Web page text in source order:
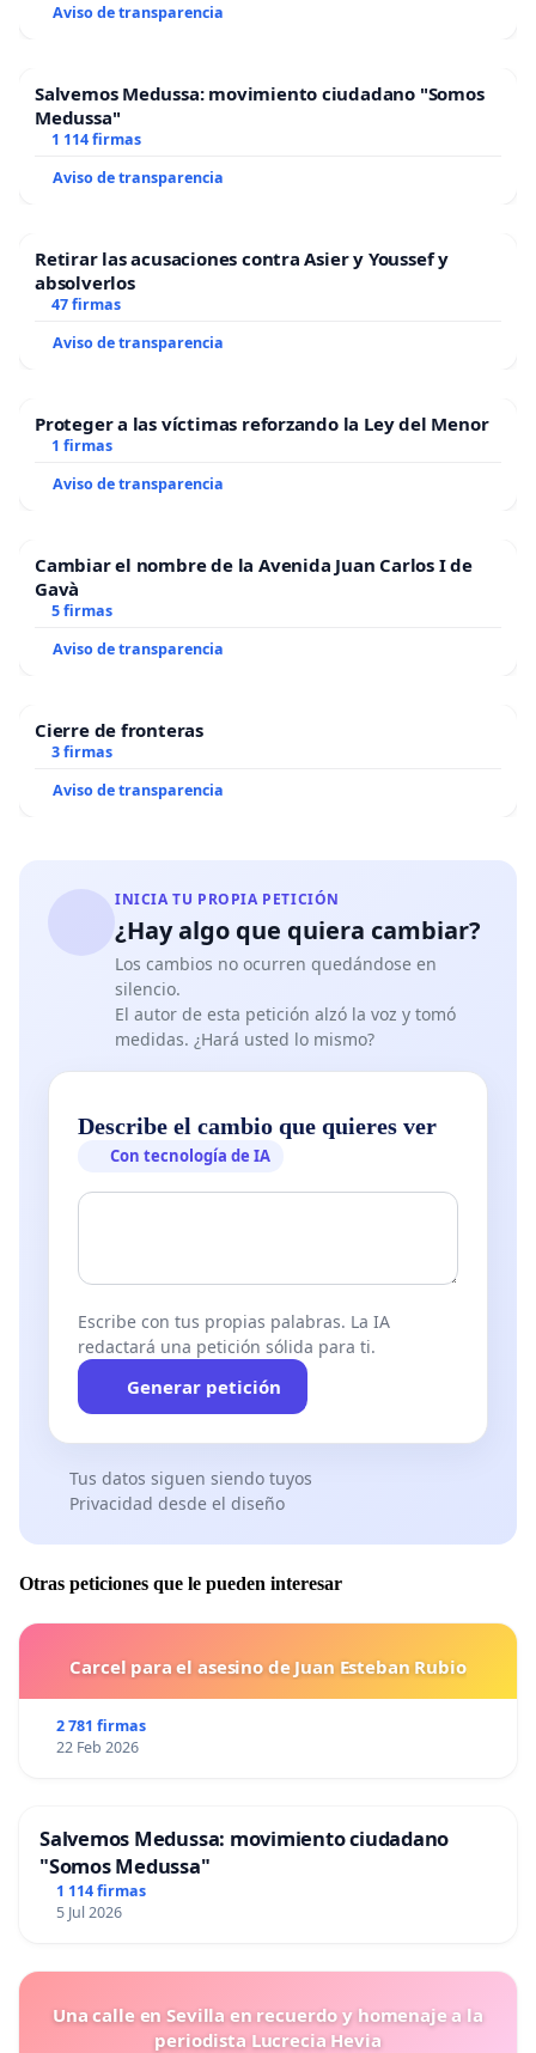
Aviso de transparencia
Salvemos Medussa: movimiento ciudadano "Somos
Medussa"
1 114 firmas
Aviso de transparencia
Retirar las acusaciones contra Asier y Youssef y
absolverlos
47 firmas
Aviso de transparencia
Proteger a las víctimas reforzando la Ley del Menor
1 firmas
Aviso de transparencia
Cambiar el nombre de la Avenida Juan Carlos I de
Gavà
5 firmas
Aviso de transparencia
Cierre de fronteras
3 firmas
Aviso de transparencia
INICIA TU PROPIA PETICIÓN
¿Hay algo que quiera cambiar?
Los cambios no ocurren quedándose en
silencio.
El autor de esta petición alzó la voz y tomó
medidas. ¿Hará usted lo mismo?
Describe el cambio que quieres ver
Con tecnología de IA
Escribe con tus propias palabras. La IA
redactará una petición sólida para ti.
Generar petición
Tus datos siguen siendo tuyos
Privacidad desde el diseño
Otras peticiones que le pueden interesar
Carcel para el asesino de Juan Esteban Rubio
2 781 firmas
22 Feb 2026
Salvemos Medussa: movimiento ciudadano
"Somos Medussa"
1 114 firmas
5 Jul 2026
Una calle en Sevilla en recuerdo y homenaje a la
periodista Lucrecia Hevia